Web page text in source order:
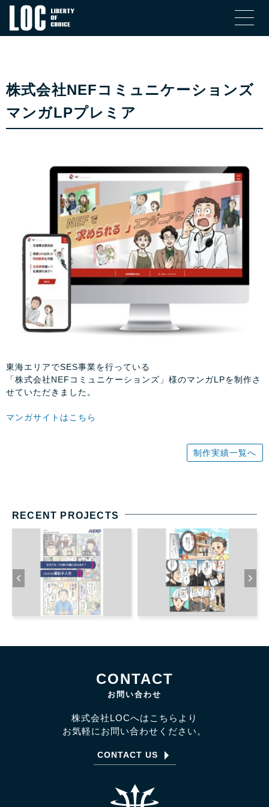
株式会社NEFコミュニケーションズ
マンガLPプレミア
東海エリアでSES事業を行っている
「株式会社NEFコミュニケーションズ」様のマンガLPを制作さ
せていただきました。
マンガサイトはこちら
制作実績一覧へ
RECENT PROJECTS
CONTACT
お問い合わせ
株式会社LOCへはこちらより
お気軽にお問い合わせください。
CONTACT US